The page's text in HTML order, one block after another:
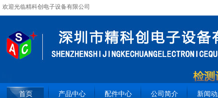
欢迎光临精科创电子设备有限公司
全国服务热线：15362093809
首页 产品中心 配件中心 公司简介 新闻